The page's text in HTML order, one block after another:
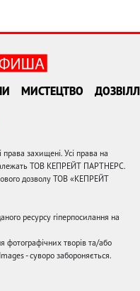
МИСТЕЦТВО
захищені. Усі права на
належать ТОВ КЕПРЕЙТ ПАРТНЕРС.
дозволу ТОВ «КЕПРЕЙТ
ресурсу гіперпосилання на
фотографічних творів та/або
- суворо забороняється.